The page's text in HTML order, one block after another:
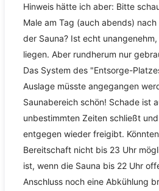
Hinweis hätte ich aber: Bitte
Male am Tag (auch abends)
der Sauna? Ist echt
liegen. Aber rundherum nur
Das System des "Entsorge-
Auslage müsste angegangen
Saunabereich schön! Schade ist
unbestimmten Zeiten schließt
entgegen wieder freigibt.
Bereitschaft nicht bis 23 Uhr
ist, wenn die Sauna bis 22 Uhr
Anschluss noch eine Abkühlung